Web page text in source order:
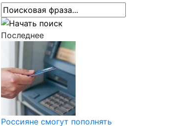
Последнее
Россияне смогут пополнять